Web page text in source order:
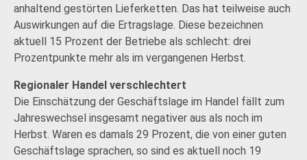
anhaltend gestörten Lieferketten. Das hat teilweise auch
Auswirkungen auf die Ertragslage. Diese bezeichnen
aktuell 15 Prozent der Betriebe als schlecht: drei
Prozentpunkte mehr als im vergangenen Herbst.
Regionaler Handel ­verschlechtert
Die Einschätzung der Geschäftslage im Handel fällt zum
Jahreswechsel insgesamt negativer aus als noch im
Herbst. Waren es damals 29 Prozent, die von einer guten
Geschäftslage sprachen, so sind es aktuell noch 19